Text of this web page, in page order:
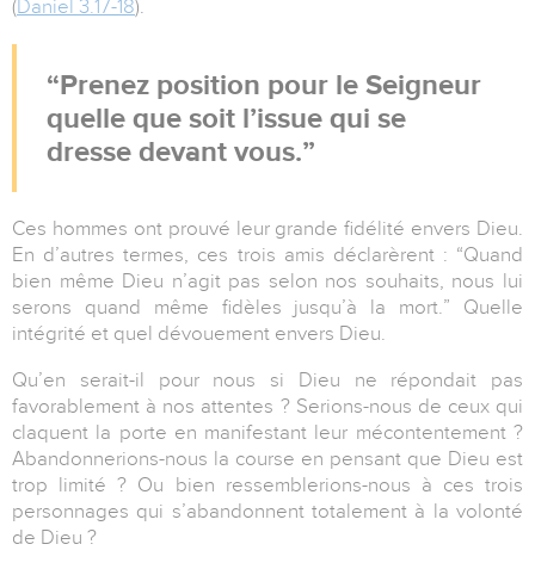
(Daniel 3.17-18).
Prenez position pour le Seigneur
quelle que soit l’issue qui se
dresse devant vous.
Ces hommes ont prouvé leur grande fidélité envers Dieu.
En d’autres termes, ces trois amis déclarèrent : “Quand
bien même Dieu n’agit pas selon nos souhaits, nous lui
serons quand même fidèles jusqu’à la mort.” Quelle
intégrité et quel dévouement envers Dieu.
Qu’en serait-il pour nous si Dieu ne répondait pas
favorablement à nos attentes ? Serions-nous de ceux qui
claquent la porte en manifestant leur mécontentement ?
Abandonnerions-nous la course en pensant que Dieu est
trop limité ? Ou bien ressemblerions-nous à ces trois
personnages qui s’abandonnent totalement à la volonté
de Dieu ?